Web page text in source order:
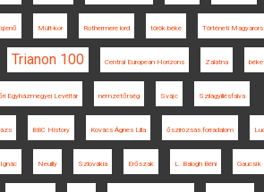
Múlt-kor Rothermere lord török béke Történeti
Trianon 100 Central European Horizons Zalatna
Egyházmegyei Levéltár nemzetőrség Svájc Szilágyillésfalva
BBC History Kovács Ágnes Lilla őszirózsás forradalom
Neuilly Szlovákia Erőszak L. Balogh Béni Gaucsík